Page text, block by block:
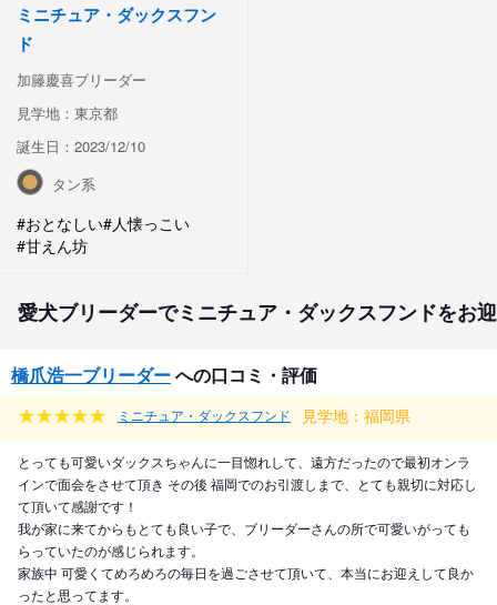
ミニチュア・ダックスフン
ド
加籐慶喜ブリーダー
見学地：東京都
誕生日：2023/12/10
タン系
#おとなしい#人懐っこい
#甘えん坊
愛犬ブリーダーでミニチュア・ダックスフンドをお
橋爪浩一ブリーダーへの口コミ・評価
ミニチュア・ダックスフンド 見学地：福岡県
とっても可愛いダックスちゃんに一目惚れして、遠方だったので最初オンラ
インで面会をさせて頂き その後 福岡でのお引渡しまで、とても親切に対応し
て頂いて感謝です！
我が家に来てからもとても良い子で、ブリーダーさんの所で可愛いがっても
らっていたのが感じられます。
家族中 可愛くてめろめろの毎日を過ごさせて頂いて、本当にお迎えして良か
ったと思ってます。